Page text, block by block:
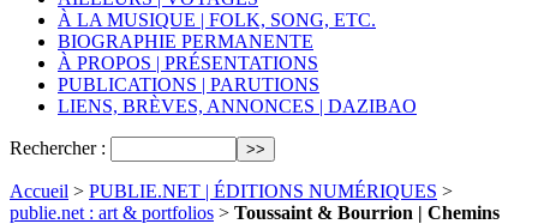
À LA MUSIQUE | FOLK, SONG, ETC.
BIOGRAPHIE PERMANENTE
À PROPOS | PRÉSENTATIONS
PUBLICATIONS | PARUTIONS
LIENS, BRÈVES, ANNONCES | DAZIBAO
Rechercher :
Accueil > PUBLIE.NET | ÉDITIONS NUMÉRIQUES >
publie.net : art & portfolios > Toussaint & Bourrion | Chemins